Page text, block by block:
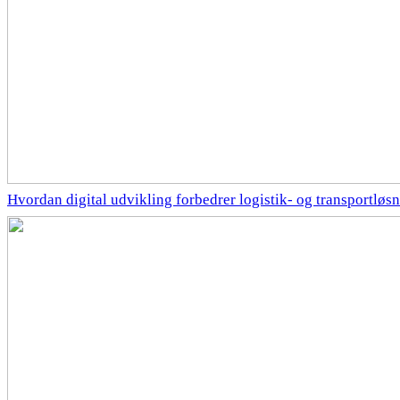
Hvordan digital udvikling forbedrer logistik- og